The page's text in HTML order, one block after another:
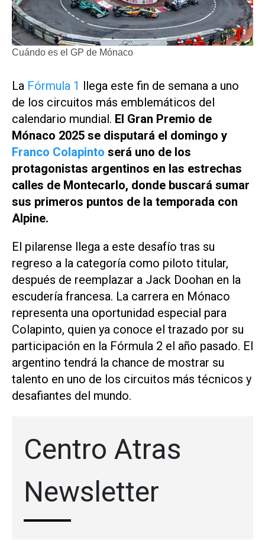
Cuándo es el GP de Mónaco
La Fórmula 1 llega este fin de semana a uno
de los circuitos más emblemáticos del
calendario mundial. El Gran Premio de
Mónaco 2025 se disputará el domingo y
Franco Colapinto será uno de los
protagonistas argentinos en las estrechas
calles de Montecarlo, donde buscará sumar
sus primeros puntos de la temporada con
Alpine.
El pilarense llega a este desafío tras su
regreso a la categoría como piloto titular,
después de reemplazar a Jack Doohan en la
escudería francesa. La carrera en Mónaco
representa una oportunidad especial para
Colapinto, quien ya conoce el trazado por su
participación en la Fórmula 2 el año pasado. El
argentino tendrá la chance de mostrar su
talento en uno de los circuitos más técnicos y
desafiantes del mundo.